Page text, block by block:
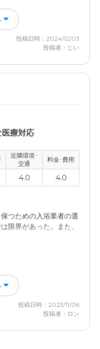
比べて飲食店、スーパ
かった。また、JRの
不便。
投稿日時：2024/12/03
投稿者：じい
療対応
近隣環境･
交通
料金･費用
4.0 4.0
つための入浴業者の選
限界があった。また、
ていたことが、プロに
ことのほとんどが軽減
投稿日時：2023/11/06
投稿者：ロン